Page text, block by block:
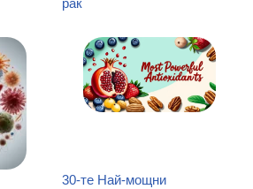
рак
30-те Най-мощни